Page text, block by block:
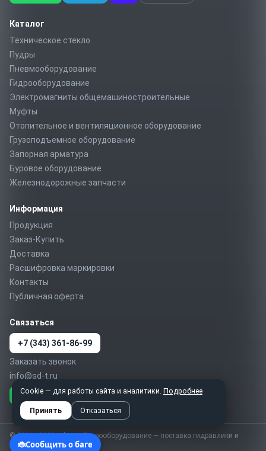
Каталог
Техническое стекло
Пудры
Пневмооборудование
Гидрооборудование
Электромагниты общемашиностроительные
Муфты
Отопительное и вентиляционное оборудование
Грузоподъемное оборудование
Запорная арматура
Буровое оборудование
Железнодорожные запчасти
Информация
Продукция
Заказ-Купить
Доставка
Расшифровка маркировки
Контакты
Публичная оферта
Связаться
+7 (343) 361-86-99
Заказать звонок
info@sd-t.ru
WhatsApp Telegram MAX
© 2010–2026 sd-t.ru · Гидрооборудование — поставка гидравлики и
пневматики по России
Cookie — для работы сайта и аналитики. Подробнее
Принять Отказаться